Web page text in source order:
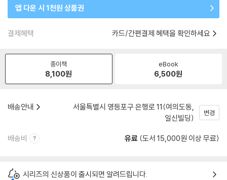
앱 다운 시 1천원 상품권
결제혜택 카드/간편결제 혜택을 확인하세요
종이책
8,100원
eBook
6,500원
배송안내
서울특별시 영등포구 은행로 11(여의도동,
일신빌딩)
변경
배송비 유료 (도서 15,000원 이상 무료)
시리즈의 신상품이 출시되면 알려드립니다.